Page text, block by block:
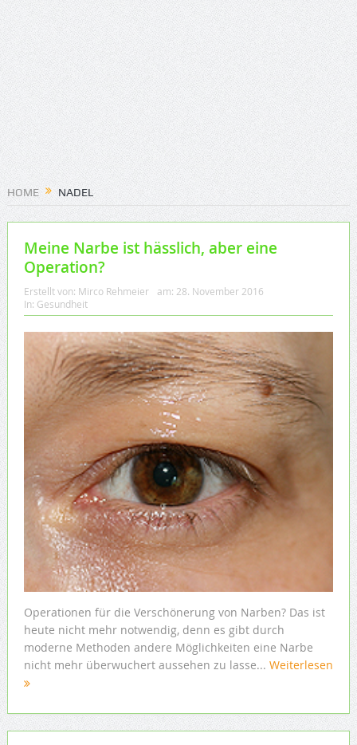
HOME NADEL
Meine Narbe ist hässlich, aber eine
Operation?
Erstellt von: Mirco Rehmeier am: 28. November 2016
In: Gesundheit
Operationen für die Verschönerung von Narben? Das ist
heute nicht mehr notwendig, denn es gibt durch
moderne Methoden andere Möglichkeiten eine Narbe
nicht mehr überwuchert aussehen zu lasse... Weiterlesen